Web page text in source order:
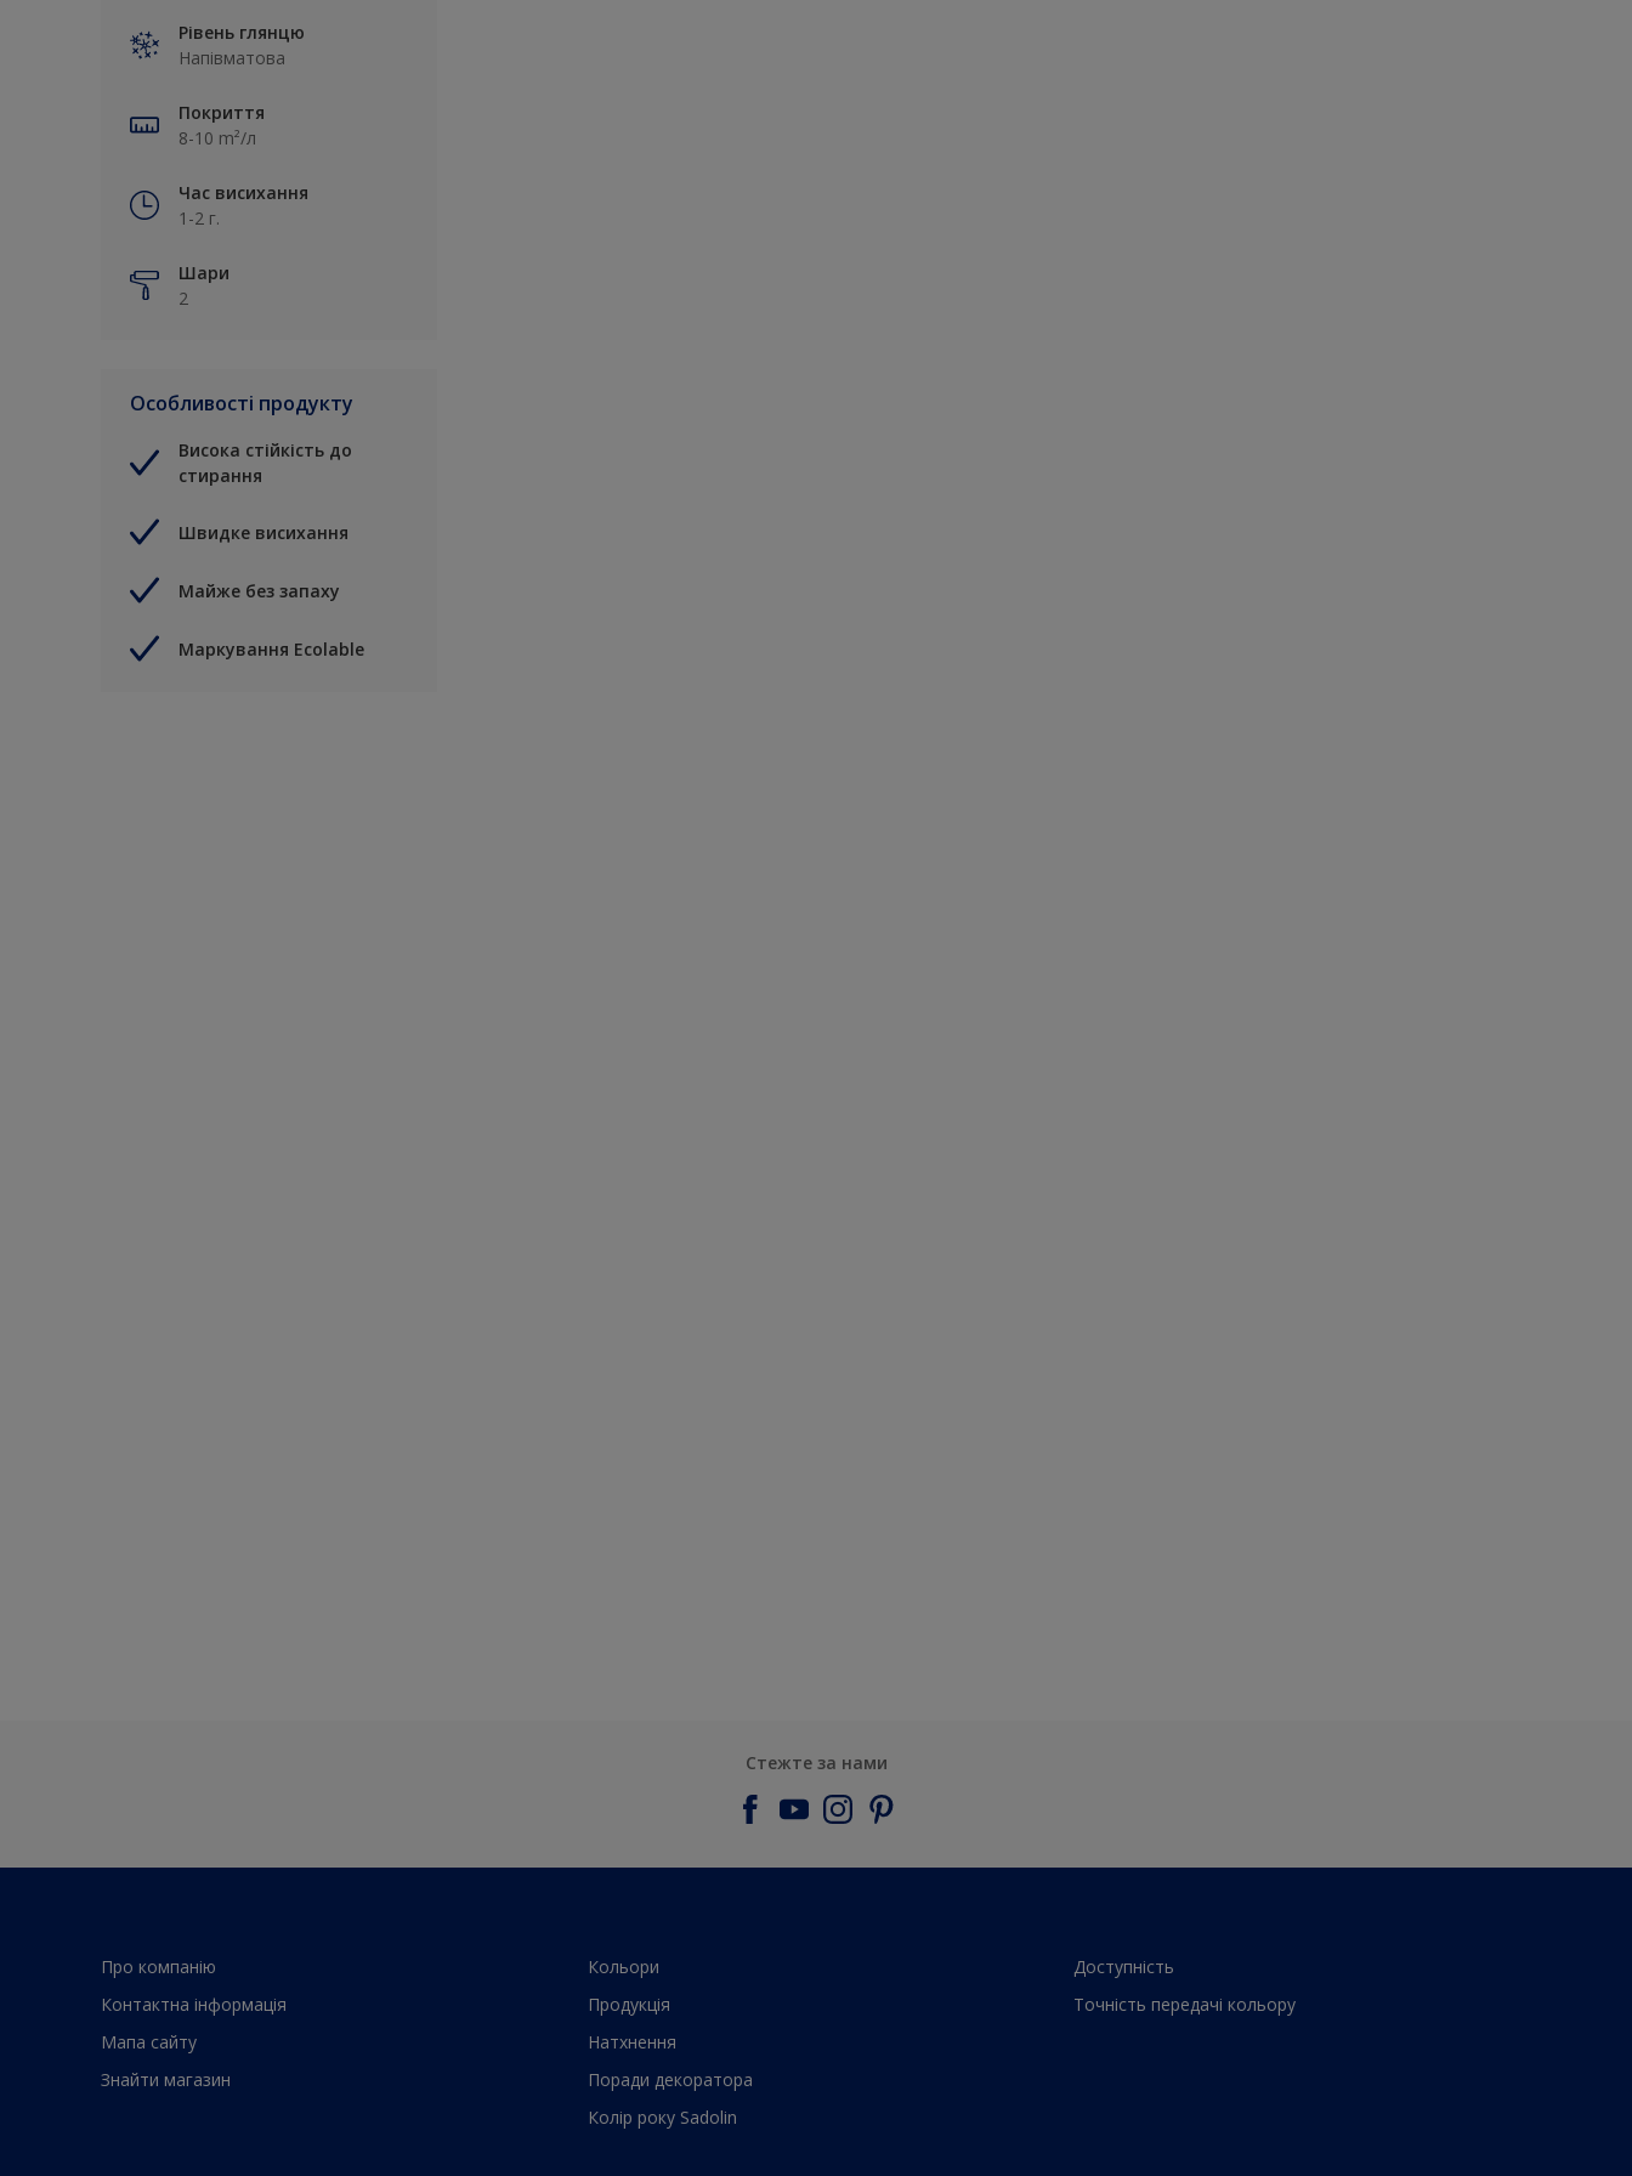
Рівень глянцю
Напівматова
Покриття
8-10 m²/л
Час висихання
1-2 г.
Шари
2
Особливості продукту
Висока стійкість до
стирання
Швидке висихання
Майже без запаху
Маркування Ecolable
Стежте за нами
Про компанiю
Контактна iнформацiя
Мапа сайту
Знайти магазин
Кольори
Продукцiя
Натхнення
Поради декоратора
Колiр року Sadolin
Доступнiсть
Точнiсть передачi кольору